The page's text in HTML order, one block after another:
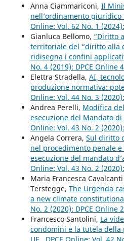
Anna Ciammariconi, Il
nell’ordinamento giuridico
Online: Vol. 62 No. 1
Gianluca Bellomo, “Diritto
territoriale del “diritto alla
ridisegna i confini
No. 4 (2019): DPCE Online
Elettra Stradella, AI,
produzione normativa:
Online: Vol. 44 No. 3
Andrea Perelli, Modifica
esecuzione del Mandato
Online: Vol. 43 No. 2
Angela Correra, Sul diritto
nel procedimento penale
esecuzione del mandato
Online: Vol. 43 No. 2
Maria Francesca
Terstegge, The Urgenda
a new climate
No. 2 (2020): DPCE Online
Francesco Santolini, La
condomini e la tutela